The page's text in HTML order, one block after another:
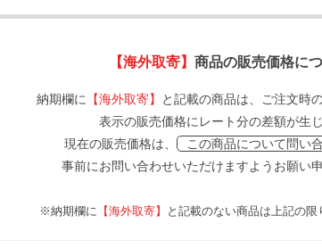
【海外取寄】 商品の販売価格に
納期欄に 【海外取寄】
と記載の商品は、ご注文時
表示の販売価格にレート分の差額が生じ
現在の販売価格は、
この商品について問い
事前にお問い合わせいただけますようお願い
※納期欄に 【海外取寄】 と記載のない商品は上記の限